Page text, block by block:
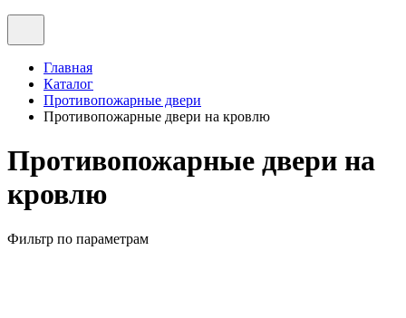
Главная
Каталог
Противопожарные двери
Противопожарные двери на кровлю
Противопожарные двери на
кровлю
Фильтр по параметрам